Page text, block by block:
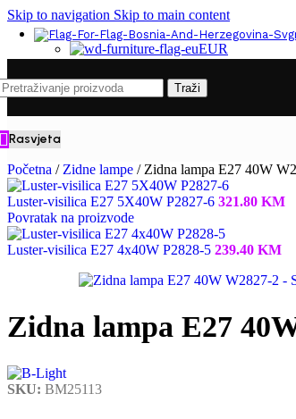
Skip to navigation Skip to main content
EUR
Traži
Rasvjeta
Početna / Zidne lampe / Zidna lampa E27 40W
Luster-visilica E27 5X40W P2827-6 321.80 KM
Povratak na proizvode
Luster-visilica E27 4x40W P2828-5 239.40 KM
Zidna lampa E27
SKU: BM25113